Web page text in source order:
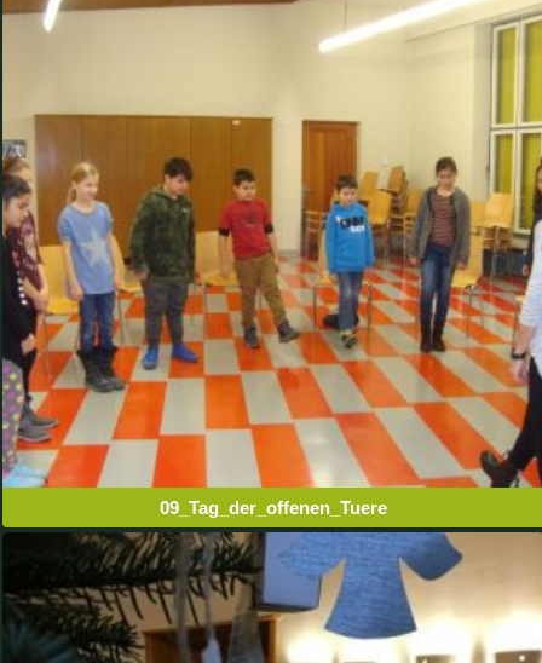
09_Tag_der_offenen_Tuere